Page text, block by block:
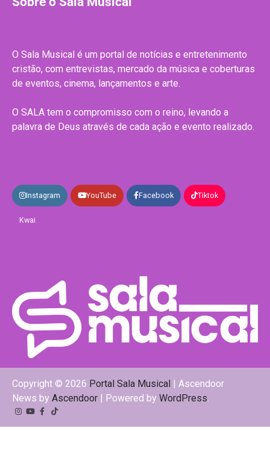
O Sala Musical é um portal de notícias e entretenimento
cristão, com entrevistas, mercado da música e coberturas
de eventos, cinema, lançamentos e arte.
O SALA tem o compromisso com o reino, levando a
palavra de Deus através de cada ação e evento realizado.
Instagram YouTube Facebook Tiktok
Kwai
Copyright © 2026 Portal Sala Musical | Ascendoor
News by Ascendoor | Powered by WordPress.
Instagram
YouTube
Facebook
Tiktok